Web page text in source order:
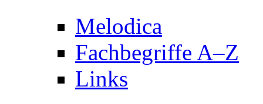
Melodica
Fachbegriffe A–Z
Links